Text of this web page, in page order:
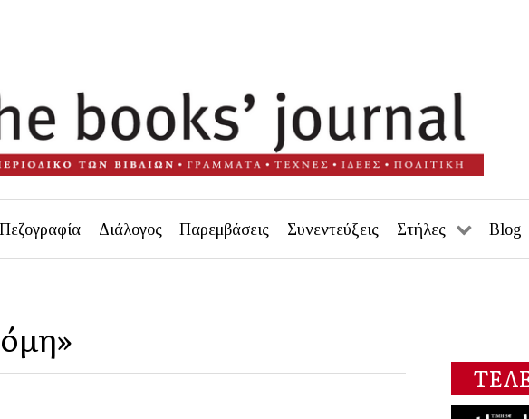
Πεζογραφία Διάλογος Παρεμβάσεις Συνεντεύξεις Στήλες Blog